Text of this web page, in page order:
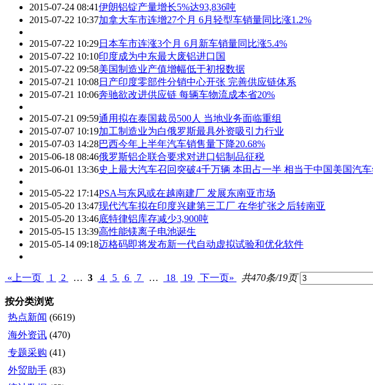
2015-07-24 08:41伊朗铝锭产量增长5%达93,836吨
2015-07-22 10:37加拿大车市连增27个月 6月轻型车销量同比涨1.2%
2015-07-22 10:29日本车市连涨3个月 6月新车销量同比涨5.4%
2015-07-22 10:10印度成为中东最大废铝进口国
2015-07-22 09:58美国制造业产值增幅低于初报数据
2015-07-21 10:08日产印度零部件分销中心开张 完善供应链体系
2015-07-21 10:06奔驰欲改进供应链 每辆车物流成本省20%
2015-07-21 09:59通用拟在泰国裁员500人 当地业务面临重组
2015-07-07 10:19加工制造业为白俄罗斯最具外资吸引力行业
2015-07-03 14:28巴西今年上半年汽车销售量下降20.68%
2015-06-18 08:46俄罗斯铝企联合要求对进口铝制品征税
2015-06-01 13:36史上最大汽车召回突破4千万辆 本田占一半 相当于中国美国汽
2015-05-22 17:14PSA与东风或在越南建厂 发展东南亚市场
2015-05-20 13:47现代汽车拟在印度兴建第三工厂 在华扩张之后转南亚
2015-05-20 13:46底特律铝库存减少3,900吨
2015-05-15 13:39高性能镁离子电池诞生
2015-05-14 09:18迈格码即将发布新一代自动虚拟试验和优化软件
«上一页 1 2 … 3 4 5 6 7 … 18 19 下一页» 共470条/19页
按分类浏览
热点新闻 (6619)
海外资讯 (470)
专题采购 (41)
外贸助手 (83)